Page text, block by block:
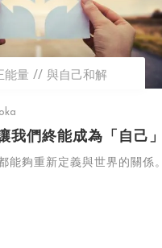
能量 與自己和解
我們終能成為「自己」
能夠重新定義與世界的關係。